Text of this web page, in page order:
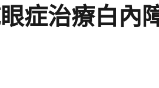
症治療白內